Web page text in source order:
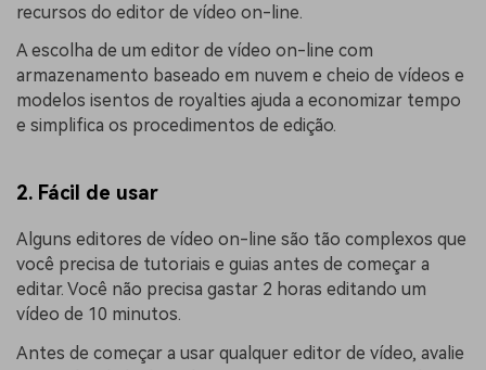
recursos do editor de vídeo on-line.
A escolha de um editor de vídeo on-line com
armazenamento baseado em nuvem e cheio de vídeos e
modelos isentos de royalties ajuda a economizar tempo
e simplifica os procedimentos de edição.
2. Fácil de usar
Alguns editores de vídeo on-line são tão complexos que
você precisa de tutoriais e guias antes de começar a
editar. Você não precisa gastar 2 horas editando um
vídeo de 10 minutos.
Antes de começar a usar qualquer editor de vídeo, avalie